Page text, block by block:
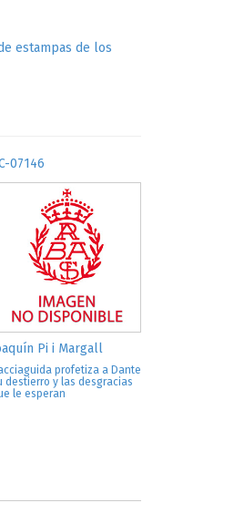
estampas de los
07146
Pi i Margall
profetiza a Dante
destierro y las desgracias
le esperan